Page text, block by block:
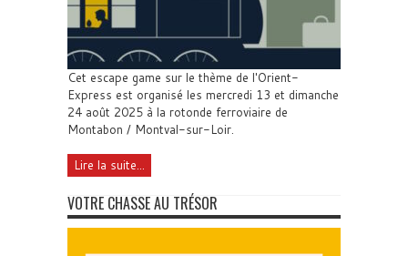
Cet escape game sur le thème de l'Orient-
Express est organisé les mercredi 13 et dimanche
24 août 2025 à la rotonde ferroviaire de
Montabon / Montval-sur-Loir.
Lire la suite...
VOTRE CHASSE AU TRÉSOR